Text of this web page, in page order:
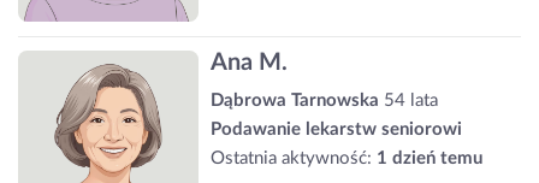
Ana M.
Dąbrowa Tarnowska 54 lata
Podawanie lekarstw seniorowi
Ostatnia aktywność: 1 dzień temu